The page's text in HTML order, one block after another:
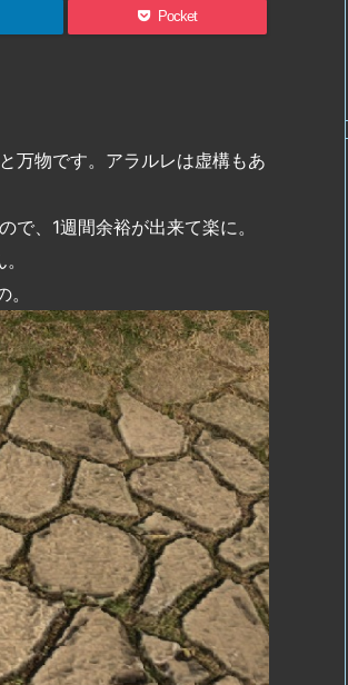
Pocket
万物です。アラルレは虚構もあ
、1週間余裕が出来て楽に。